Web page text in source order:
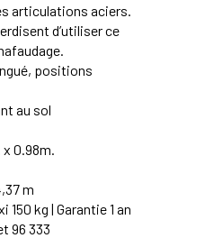
articulations aciers.
d’utiliser ce
positions
au sol
0.98m.
m
150 kg | Garantie 1 an
96 333